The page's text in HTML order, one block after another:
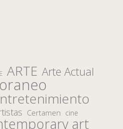
ARTE Arte Actual
Certamen cine
art